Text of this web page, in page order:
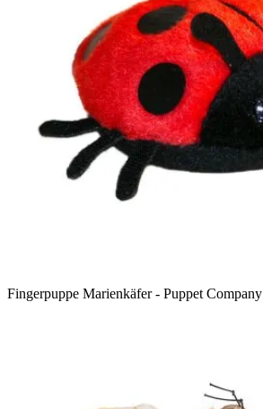
Fingerpuppe Marienkäfer - Puppet Company